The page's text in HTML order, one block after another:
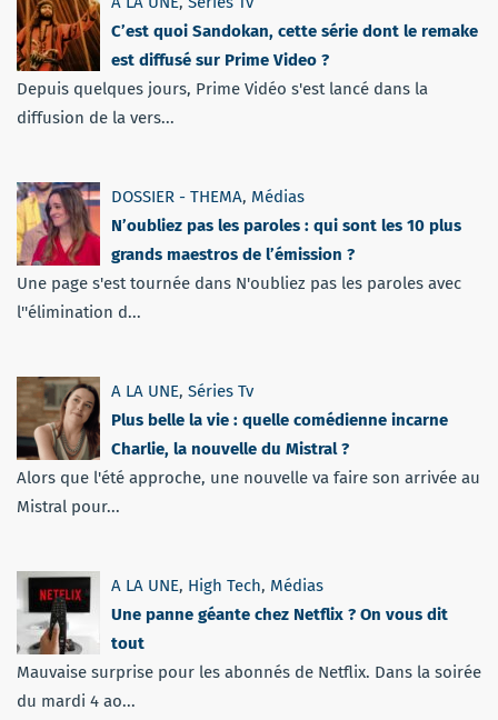
C’est quoi Sandokan, cette série dont le remake
est diffusé sur Prime Video ?
Depuis quelques jours, Prime Vidéo s'est lancé dans la
diffusion de la vers...
DOSSIER - THEMA, Médias
N’oubliez pas les paroles : qui sont les 10 plus
grands maestros de l’émission ?
Une page s'est tournée dans N'oubliez pas les paroles avec
l''élimination d...
A LA UNE, Séries Tv
Plus belle la vie : quelle comédienne incarne
Charlie, la nouvelle du Mistral ?
Alors que l'été approche, une nouvelle va faire son arrivée au
Mistral pour...
A LA UNE, High Tech, Médias
Une panne géante chez Netflix ? On vous dit
tout
Mauvaise surprise pour les abonnés de Netflix. Dans la soirée
du mardi 4 ao...